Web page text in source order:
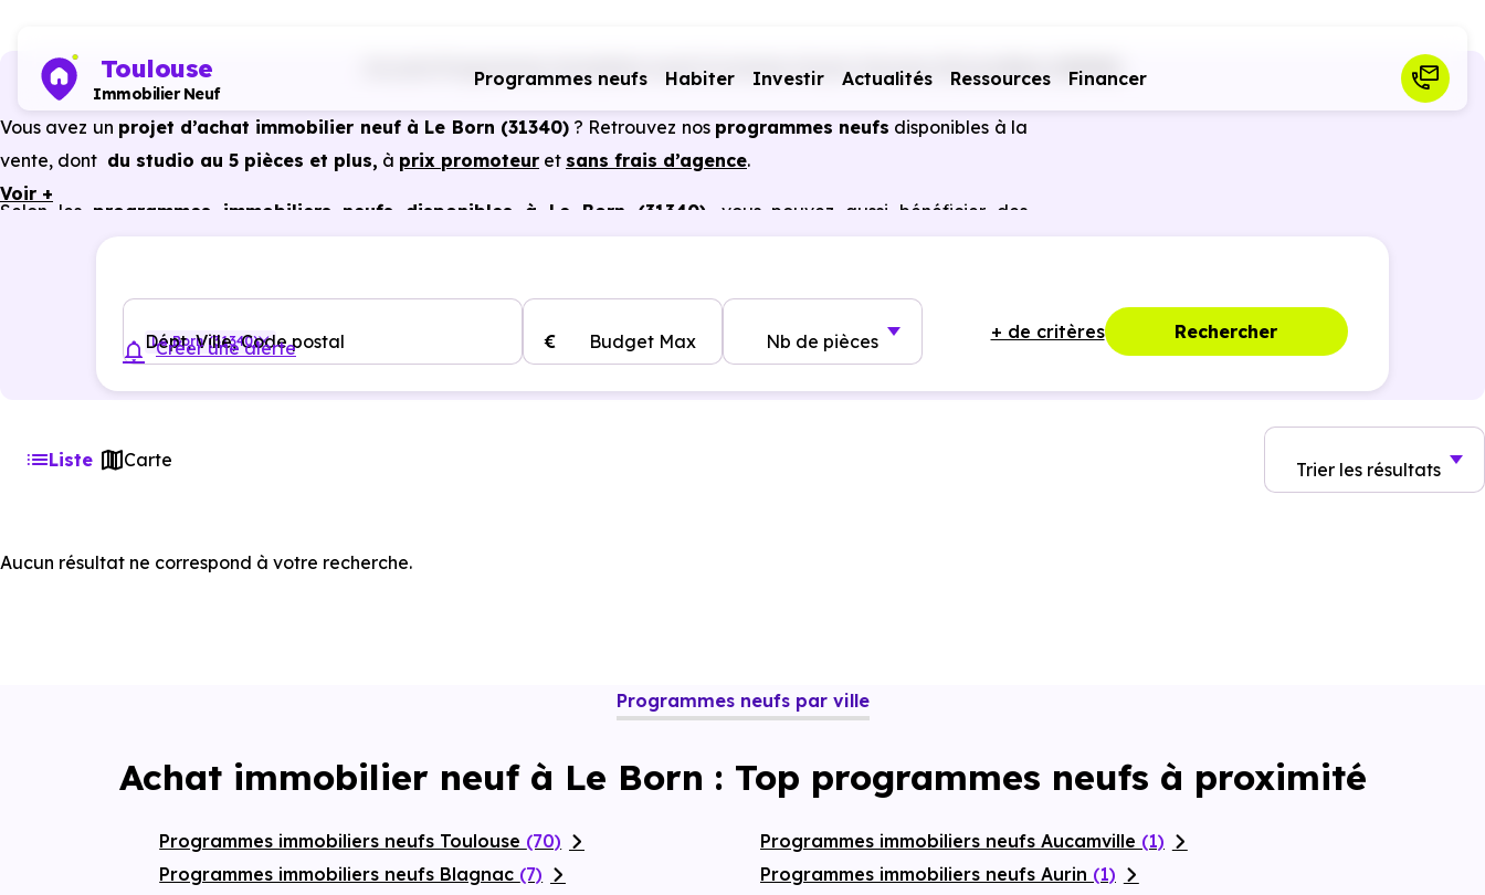
Toulouse
Immobilier Neuf
Programmes neufs Habiter Investir Actualités Ressources Financer
Programmes immobiliers neufs Occitanie Haute-Garonne (31) Le Born (31340)
Vous avez un projet d’achat immobilier neuf à Le Born (31340)? Retrouvez nos programmes neufs disponibles à la
vente, dont du studio au 5 pièces et plus, à prix promoteur et sans frais d’agence.
Selon les programmes immobiliers neufs disponibles à Le Born (31340) , vous pouvez aussi bénéficier des
Voir +
Dépt, Ville, Code postal
Le Born (31340) Budget Max
€ Nb de pièces + de critères Rechercher
Créer une alerte
Liste Carte Trier les résultats
Aucun résultat ne correspond à votre recherche.
Programmes neufs par ville
Achat immobilier neuf à Le Born : Top programmes neufs à proximité
Programmes immobiliers neufs Toulouse (70)
Programmes immobiliers neufs Blagnac (7)
Programmes immobiliers neufs Aucamville (1)
Programmes immobiliers neufs Aurin (1)